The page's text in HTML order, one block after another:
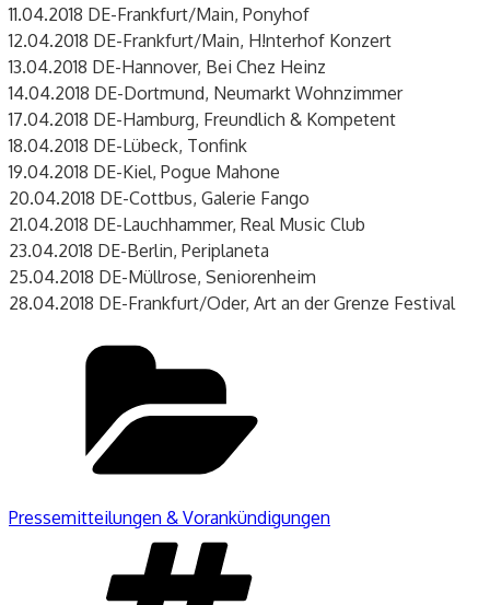
11.04.2018 DE-Frankfurt/Main, Ponyhof
12.04.2018 DE-Frankfurt/Main, H!nterhof Konzert
13.04.2018 DE-Hannover, Bei Chez Heinz
14.04.2018 DE-Dortmund, Neumarkt Wohnzimmer
17.04.2018 DE-Hamburg, Freundlich & Kompetent
18.04.2018 DE-Lübeck, Tonfink
19.04.2018 DE-Kiel, Pogue Mahone
20.04.2018 DE-Cottbus, Galerie Fango
21.04.2018 DE-Lauchhammer, Real Music Club
23.04.2018 DE-Berlin, Periplaneta
25.04.2018 DE-Müllrose, Seniorenheim
28.04.2018 DE-Frankfurt/Oder, Art an der Grenze Festival
Pressemitteilungen & Vorankündigungen